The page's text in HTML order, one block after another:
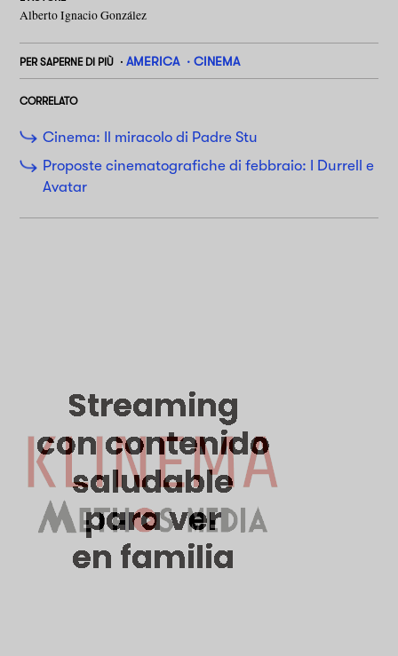
Alberto Ignacio González
PER SAPERNE DI PIÙ AMERICA CINEMA
CORRELATO
Cinema: Il miracolo di Padre Stu
Proposte cinematografiche di febbraio: I Durrell e
Avatar